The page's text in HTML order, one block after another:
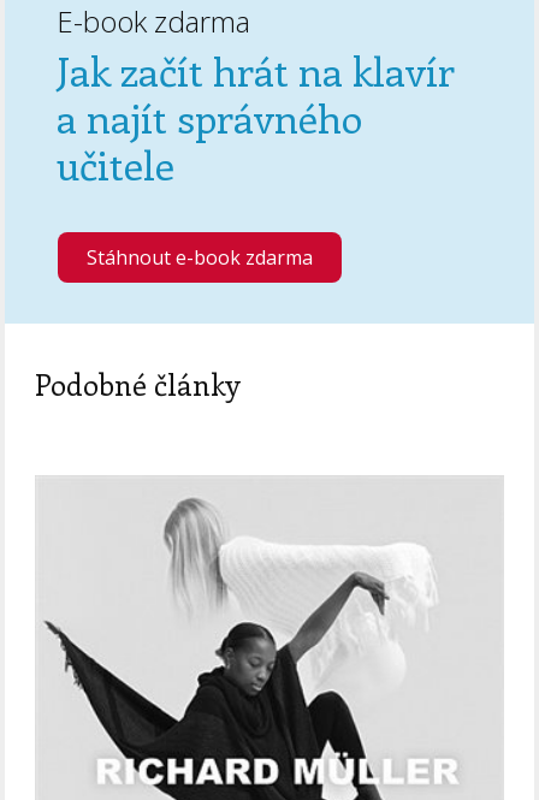
E-book zdarma
Jak začít hrát na klavír
a najít správného
učitele
Stáhnout e-book zdarma
Podobné články